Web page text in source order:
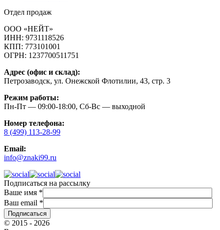
Отдел продаж
ООО «НЕЙТ»
ИНН: 9731118526
КПП: 773101001
ОГРН: 1237700511751
Адрес (офис и склад):
Петрозаводск, ул. Онежской Флотилии, 43, стр. 3
Режим работы:
Пн-Пт — 09:00-18:00, Сб-Вс — выходной
Номер телефона:
8 (499) 113-28-99
Email:
info@znaki99.ru
Подписаться на рассылку
Ваше имя *
Ваш email *
© 2015 - 2026